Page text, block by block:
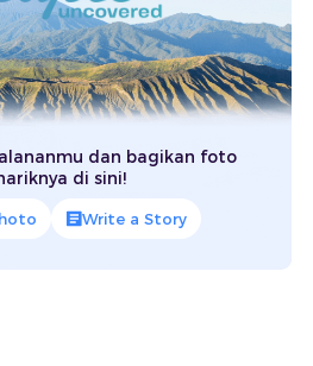
dan bagikan foto
di sini!
Write a Story